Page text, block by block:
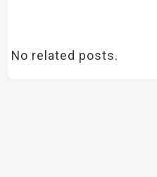
No related posts.